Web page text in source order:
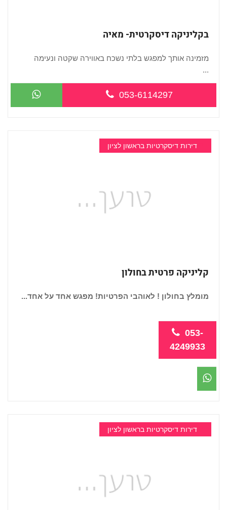
בקליניקה דיסקרטית- מאיה
מזמינה אותך למפגש בלתי נשכח באווירה שקטה ונעימה
...
053-6114297
דירות דיסקרטיות בראשון לציון
קליניקה פרטית בחולון
מומלץ בחולון ! לאוהבי הפרטיות! מפגש אחד על אחד...
053-
4249933
דירות דיסקרטיות בראשון לציון